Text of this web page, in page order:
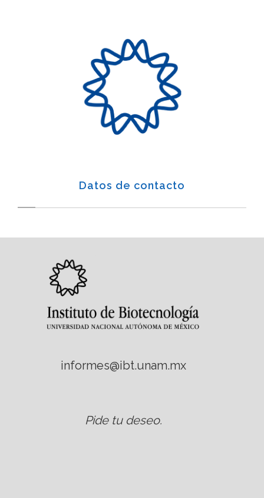
Datos de contacto
informes@ibt.unam.mx
Pide tu deseo.